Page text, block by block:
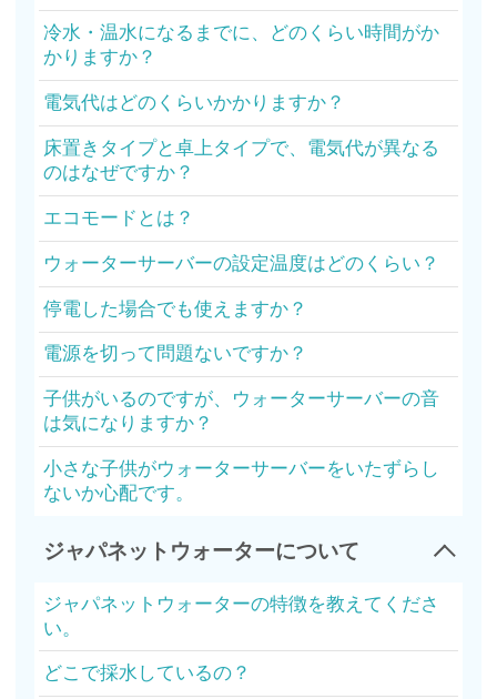
冷水・温水になるまでに、どのくらい時間がか
かりますか？
電気代はどのくらいかかりますか？
床置きタイプと卓上タイプで、電気代が異なる
のはなぜですか？
エコモードとは？
ウォーターサーバーの設定温度はどのくらい？
停電した場合でも使えますか？
電源を切って問題ないですか？
子供がいるのですが、ウォーターサーバーの音
は気になりますか？
小さな子供がウォーターサーバーをいたずらし
ないか心配です。
ジャパネットウォーターについて
ジャパネットウォーターの特徴を教えてくださ
い。
どこで採水しているの？